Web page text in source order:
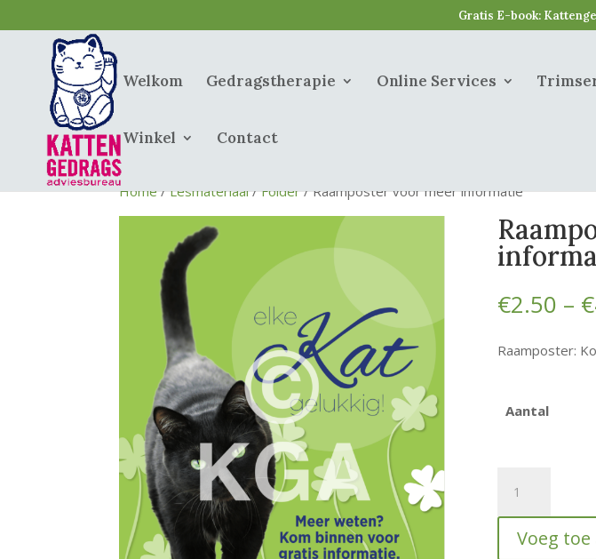
Gratis E-book:
Welkom Gedragstherapie Online Services
Winkel Contact
Home/Lesmateriaal/Folder/ Raamposter voor meer informatie
€2.50 – €
Raamposter:
Aantal
voor
meer
informatie
Voeg